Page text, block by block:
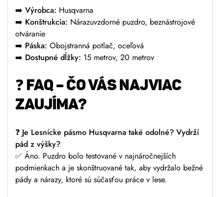
➡️ Výrobca: Husqvarna
➡️ Konštrukcia: Nárazuvzdorné puzdro, beznástrojové
otváranie
➡️ Páska: Obojstranná potlač, oceľová
➡️ Dostupné dĺžky: 15 metrov, 20 metrov
❓ FAQ – ČO VÁS NAJVIAC
ZAUJÍMA?
❓ Je Lesnícke pásmo Husqvarna také odolné? Vydrží
pád z výšky?
✅ Áno. Puzdro bolo testované v najnáročnejších
podmienkach a je skonštruované tak, aby vydržalo bežné
pády a nárazy, ktoré sú súčasťou práce v lese.